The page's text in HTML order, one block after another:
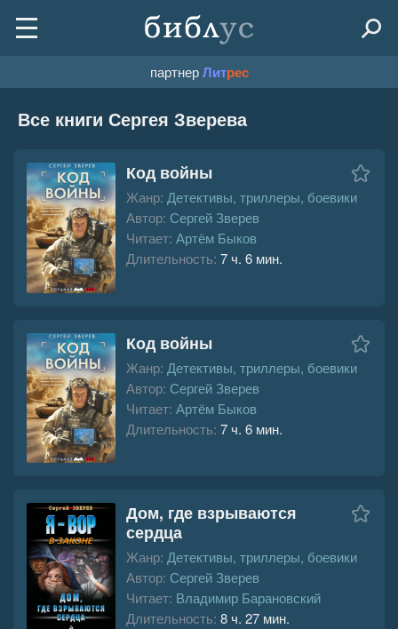
партнерЛитрес
Все книги Сергея Зверева
Код войны
Жанр: Детективы, триллеры, боевики
Автор: Сергей Зверев
Читает: Артём Быков
Длительность: 7 ч. 6 мин.
Код войны
Жанр: Детективы, триллеры, боевики
Автор: Сергей Зверев
Читает: Артём Быков
Длительность: 7 ч. 6 мин.
Дом, где взрываются
сердца
Жанр: Детективы, триллеры, боевики
Автор: Сергей Зверев
Читает: Владимир Барановский
Длительность: 8 ч. 27 мин.